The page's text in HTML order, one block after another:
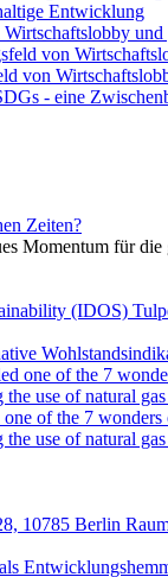
Entwicklung
von
- eine
Zeiten?
Momentum für
(IDOS)
of the 7
use of natural
10785 Berlin